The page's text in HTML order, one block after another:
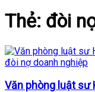
Thẻ: đòi
Văn phòng luật sư